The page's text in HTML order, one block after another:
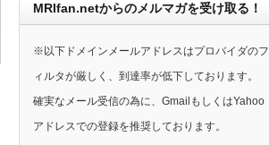
MRIfan.netからのメルマガを受け取る！
※以下ドメインメールアドレスはプロバイダのフ
ィルタが厳しく、到達率が低下しております。
確実なメール受信の為に、GmailもしくはYahoo
アドレスでの登録を推奨しております。